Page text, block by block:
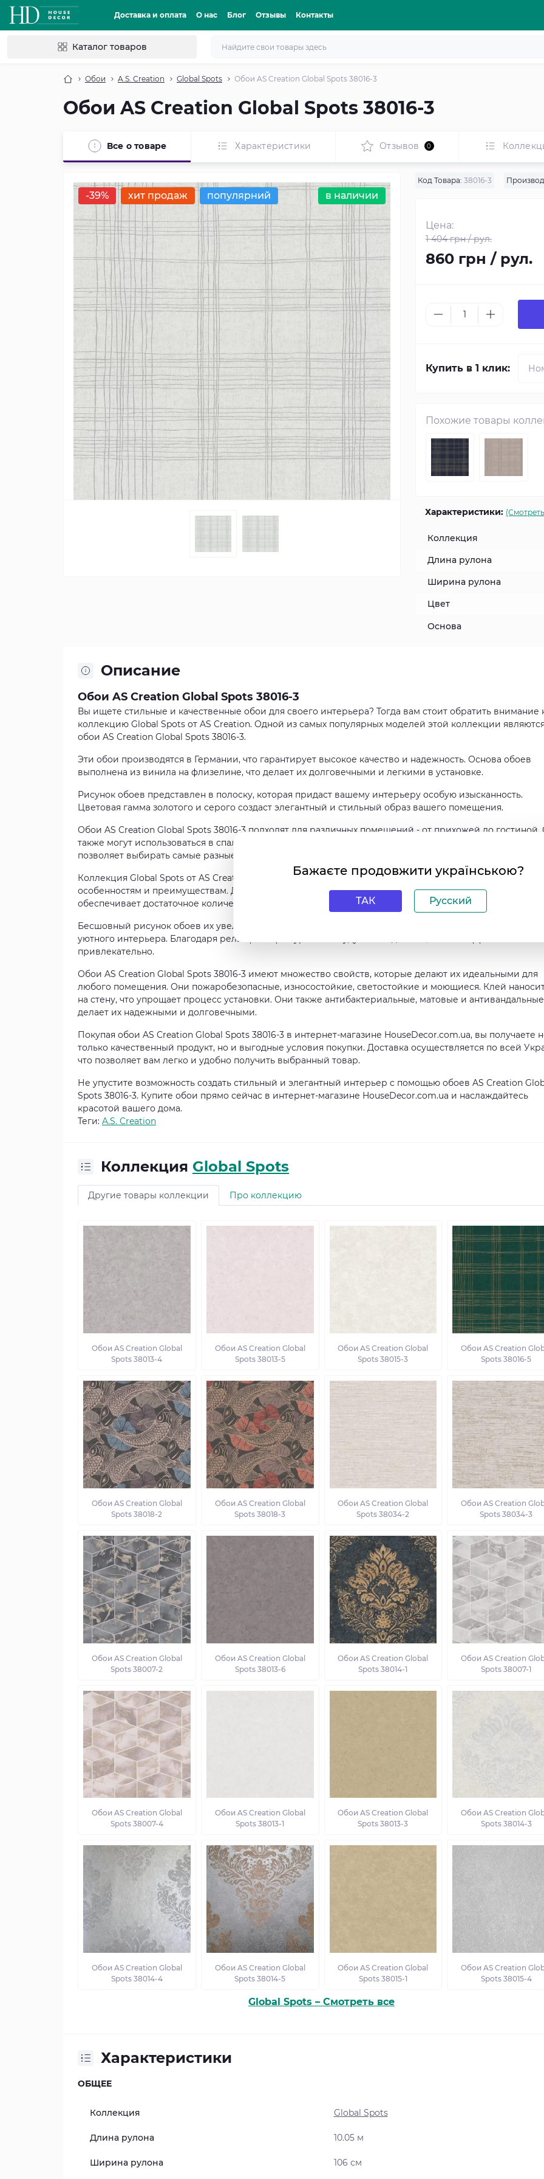
Доставка и оплата О нас Блог Отзывы Контакты
Каталог товаров
Обои A.S. Creation Global Spots Обои AS Creation Global Spots 38016-3
Обои AS Creation Global Spots 38016-3
Все о товаре Характеристики Отзывов 0
-39% хит продаж популярний в наличии
Код Товара: 38016-3
Цена:
1 404 грн / рул.
860 грн / рул.
Купить в 1 клик:
Похожие товары
Характеристики:
Коллекция
Длина рулона
Ширина рулона
Цвет
Основа
Описание
Обои AS Creation Global Spots 38016-3
Вы ищете стильные и качественные обои для своего интерьера? Тогда вам стоит обратить внимание
коллекцию Global Spots от AS Creation. Одной из самых популярных моделей этой коллекции
обои AS Creation Global Spots 38016-3.
Эти обои производятся в Германии, что гарантирует высокое качество и надежность. Основа обоев
выполнена из винила на флизелине, что делает их долговечными и легкими в установке.
Рисунок обоев представлен в полоску, которая придаст вашему интерьеру особую изысканность.
Цветовая гамма золотого и серого создаст элегантный и стильный образ вашего помещения.
Обои AS Creation Global Spots 38016-3 подходят для различных помещений - от прихожей до
также могут использоваться в спальне, кабинете, офисе, кухне или коридоре. Их универсальность
позволяет выбирать самые разные варианты дизайна для каждого помещения.
Коллекция Global Spots от AS Creation является одной из самых популярных, благодаря своим
особенностям и преимуществам. Длина рулона обоев составляет 10.05 м, а ширина - 106 см, что
обеспечивает достаточное количество материала для обклеивания стен в любом помещении.
Бесшовный рисунок обоев их увеличивающая комнату особенность создадут ощущение простора и
уютного интерьера. Благодаря рельефной фактуре обои будут выглядеть еще более эффектно и
привлекательно.
Обои AS Creation Global Spots 38016-3 имеют множество свойств, которые делают их идеальными для
любого помещения. Они пожаробезопасные, износостойкие, светостойкие и моющиеся. Клей
на стену, что упрощает процесс установки. Они также антибактериальные, матовые и
делает их надежными и долговечными.
Покупая обои AS Creation Global Spots 38016-3 в интернет-магазине HouseDecor.com.ua, вы получаете
только качественный продукт, но и выгодные условия покупки. Доставка осуществляется по всей
что позволяет вам легко и удобно получить выбранный товар.
Не упустите возможность создать стильный и элегантный интерьер с помощью обоев AS Creation
Spots 38016-3. Купите обои прямо сейчас в интернет-магазине HouseDecor.com.ua и наслаждайтесь
красотой вашего дома.
Теги: A.S. Creation
Коллекция Global Spots
Другие товары коллекции Про коллекцию
Обои AS Creation Global
Spots 38013-4
Обои AS Creation Global
Spots 38013-5
Обои AS Creation Global
Spots 38015-3
Обои AS Creation
Spots 38016-5
Обои AS Creation Global
Spots 38018-2
Обои AS Creation Global
Spots 38018-3
Обои AS Creation Global
Spots 38034-2
Обои AS Creation
Spots 38034-3
Обои AS Creation Global
Spots 38007-2
Обои AS Creation Global
Spots 38013-6
Обои AS Creation Global
Spots 38014-1
Обои AS Creation
Spots 38007-1
Обои AS Creation Global
Spots 38007-4
Обои AS Creation Global
Spots 38013-1
Обои AS Creation Global
Spots 38013-3
Обои AS Creation
Spots 38014-3
Обои AS Creation Global
Spots 38014-4
Обои AS Creation Global
Spots 38014-5
Обои AS Creation Global
Spots 38015-1
Обои AS Creation
Spots 38015-4
Global Spots – Смотреть все
Характеристики
ОБЩЕЕ
Коллекция Global Spots
Длина рулона 10.05 м
Ширина рулона 106 см
Бажаєте продовжити українською?
ТАК Русский